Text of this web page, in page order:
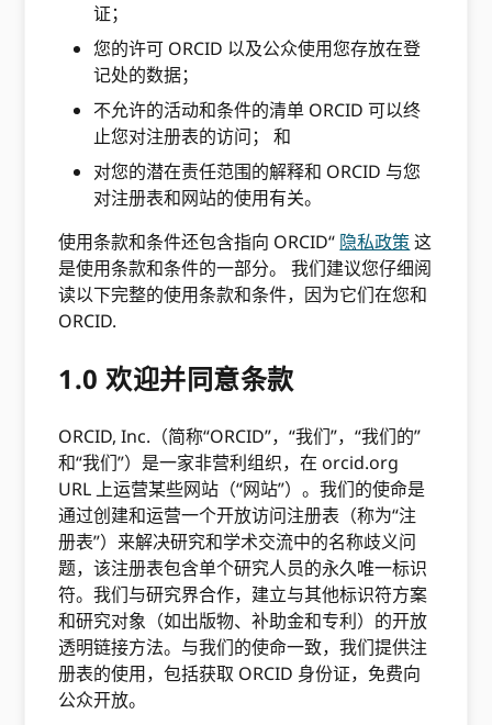
证；
您的许可 ORCID 以及公众使用您存放在登
记处的数据；
不允许的活动和条件的清单 ORCID 可以终
止您对注册表的访问； 和
对您的潜在责任范围的解释和 ORCID 与您
对注册表和网站的使用有关。
使用条款和条件还包含指向 ORCID“ 隐私政策 这
是使用条款和条件的一部分。 我们建议您仔细阅
读以下完整的使用条款和条件，因为它们在您和
ORCID.
1.0 欢迎并同意条款
ORCID, Inc.（简称“ORCID”，“我们”，“我们的”
和“我们”）是一家非营利组织，在 orcid.org
URL 上运营某些网站（“网站”）。我们的使命是
通过创建和运营一个开放访问注册表（称为“注
册表”）来解决研究和学术交流中的名称歧义问
题，该注册表包含单个研究人员的永久唯一标识
符。我们与研究界合作，建立与其他标识符方案
和研究对象（如出版物、补助金和专利）的开放
透明链接方法。与我们的使命一致，我们提供注
册表的使用，包括获取 ORCID 身份证，免费向
公众开放。